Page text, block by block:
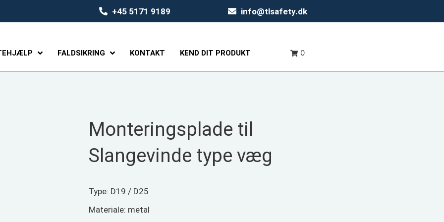
+45 5171 9189 info@tlsafety.dk
FALDSIKRING KONTAKT KEND DIT PRODUKT 0
Monteringsplade til
Slangevinde type væg
Type: D19 / D25
Materiale: metal